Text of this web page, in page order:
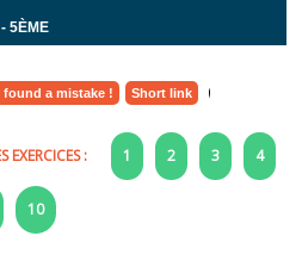
5ÈME
found a mistake ! Short link
EXERCICES : 1 2 3 4
10